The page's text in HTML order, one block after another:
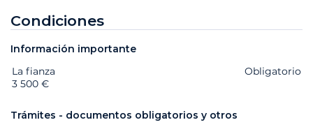
Condiciones
Información importante
Extras Estado
La fianza
Obligatorio
3 500 €
Trámites - documentos obligatorios y otros